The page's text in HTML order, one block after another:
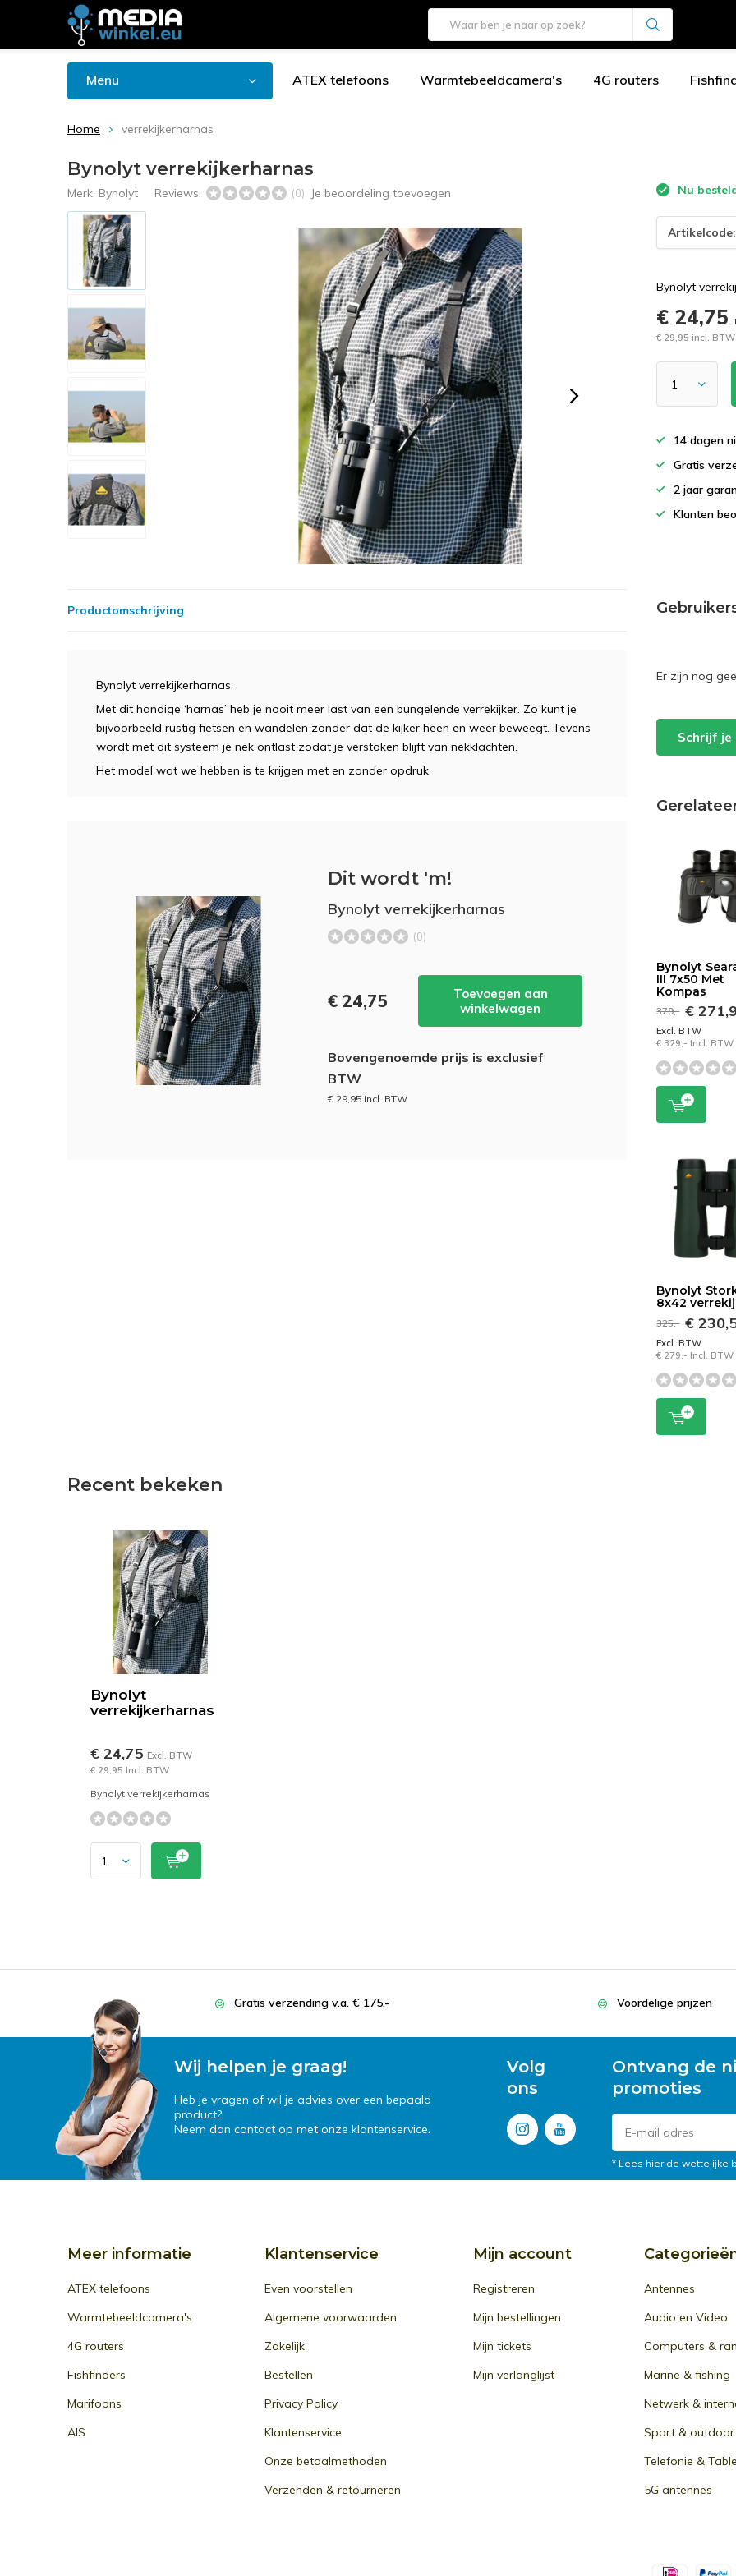
Menu ATEX telefoons Warmtebeeldcamera's 4G routers
Home verrekijkerharnas
Bynolyt verrekijkerharnas
Merk: Bynolyt Reviews: (0) Je beoordeling toevoegen Nu
Artikelcode:
Bynolyt
€ 24,75
€ 29,95 incl. BTW
14 dagen
Gratis
2 jaar
Klanten
Productomschrijving
Bynolyt verrekijkerharnas.
Met dit handige ‘harnas’ heb je nooit meer last van een bungelende verrekijker. Zo kunt je
bijvoorbeeld rustig fietsen en wandelen zonder dat de kijker heen en weer beweegt. Tevens
wordt met dit systeem je nek ontlast zodat je verstoken blijft van nekklachten.
Het model wat we hebben is te krijgen met en zonder opdruk.
Dit wordt 'm!
Bynolyt verrekijkerharnas
(0)
€ 24,75
Toevoegen aan
winkelwagen
Bovengenoemde prijs is exclusief
BTW
€ 29,95 incl. BTW
Er zijn nog
Schrijf
Bynolyt
III 7x50 Met
Kompas
379,- €
Excl. BTW
€ 329,- Incl. BTW
Bynolyt
8x42
325,- €
Excl. BTW
€ 279,- Incl. BTW
Recent bekeken
Bynolyt
verrekijkerharnas
€ 24,75 Excl. BTW
€ 29,95 Incl. BTW
Bynolyt verrekijkerharnas
Gratis verzending v.a. € 175,- Voordelige prijzen
Wij helpen je graag!
Heb je vragen of wil je advies over een bepaald
product?
Neem dan contact op met onze klantenservice.
Volg
ons
Ontvang de
promoties
* Lees hier de wettelijke
Meer informatie
ATEX telefoons
Warmtebeeldcamera's
4G routers
Fishfinders
Marifoons
AIS
Klantenservice
Even voorstellen
Algemene voorwaarden
Zakelijk
Bestellen
Privacy Policy
Klantenservice
Onze betaalmethoden
Verzenden & retourneren
Mijn account
Registreren
Mijn bestellingen
Mijn tickets
Mijn verlanglijst
Antennes
Audio en Video
Computers &
Marine & fishing
Netwerk &
Sport & outdoor
Telefonie &
5G antennes